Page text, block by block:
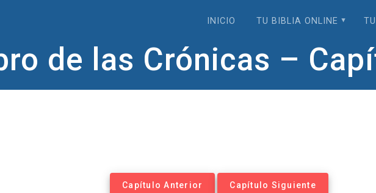
INICIO TU BIBLIA ONLINE
de las Crónicas –
Capítulo Anterior Capítulo Siguiente